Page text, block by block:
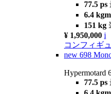
77.5 ps
6.4 kgm
151 kg
¥ 1,950,000 i
コンフィギ
new 698
Hypermotard
77.5 ps